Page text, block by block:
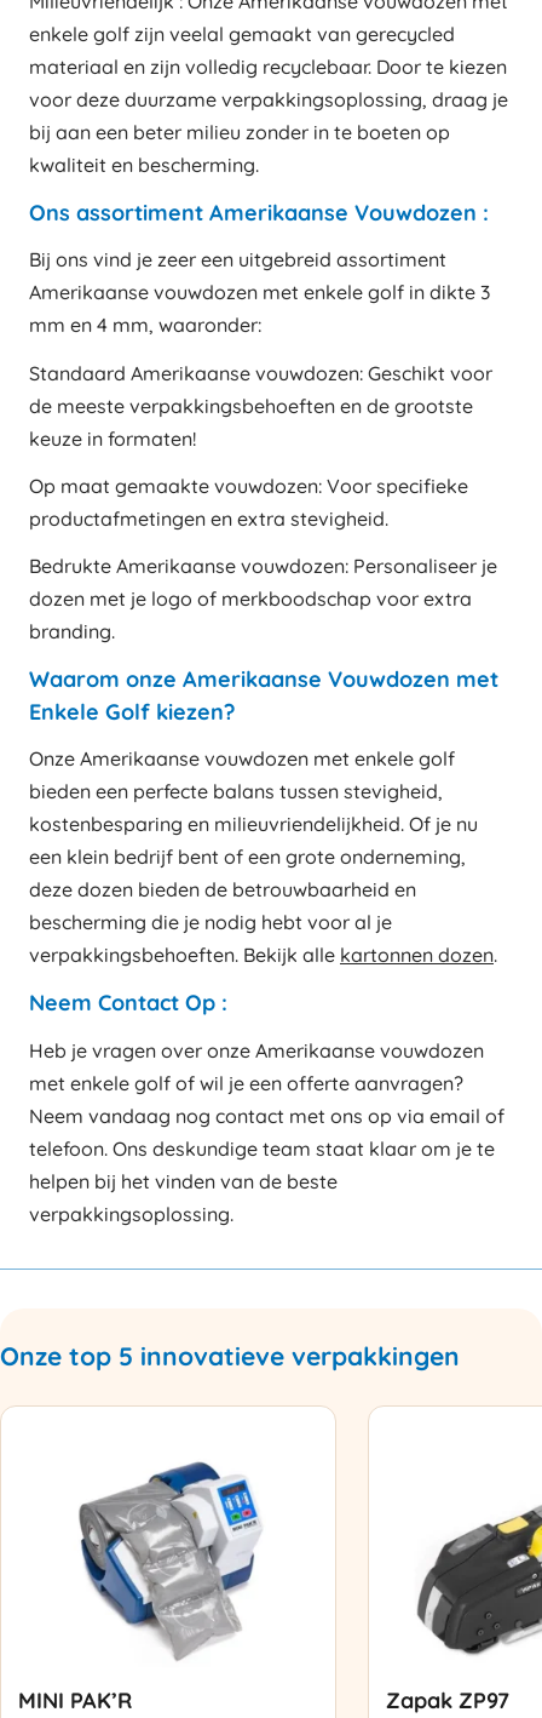
enkele golf zijn veelal gemaakt van gerecycled
materiaal en zijn volledig recyclebaar. Door te kiezen
voor deze duurzame verpakkingsoplossing, draag je
bij aan een beter milieu zonder in te boeten op
kwaliteit en bescherming.
Ons assortiment Amerikaanse Vouwdozen :
Bij ons vind je zeer een uitgebreid assortiment
Amerikaanse vouwdozen met enkele golf in dikte 3
mm en 4 mm, waaronder:
Standaard Amerikaanse vouwdozen: Geschikt voor
de meeste verpakkingsbehoeften en de grootste
keuze in formaten!
Op maat gemaakte vouwdozen: Voor specifieke
productafmetingen en extra stevigheid.
Bedrukte Amerikaanse vouwdozen: Personaliseer je
dozen met je logo of merkboodschap voor extra
branding.
Waarom onze Amerikaanse Vouwdozen met
Enkele Golf kiezen?
Onze Amerikaanse vouwdozen met enkele golf
bieden een perfecte balans tussen stevigheid,
kostenbesparing en milieuvriendelijkheid. Of je nu
een klein bedrijf bent of een grote onderneming,
deze dozen bieden de betrouwbaarheid en
bescherming die je nodig hebt voor al je
verpakkingsbehoeften. Bekijk alle kartonnen dozen.
Neem Contact Op :
Heb je vragen over onze Amerikaanse vouwdozen
met enkele golf of wil je een offerte aanvragen?
Neem vandaag nog contact met ons op via email of
telefoon. Ons deskundige team staat klaar om je te
helpen bij het vinden van de beste
verpakkingsoplossing.
Onze top 5 innovatieve verpakkingen
MINI PAK’R
Zapak ZP97